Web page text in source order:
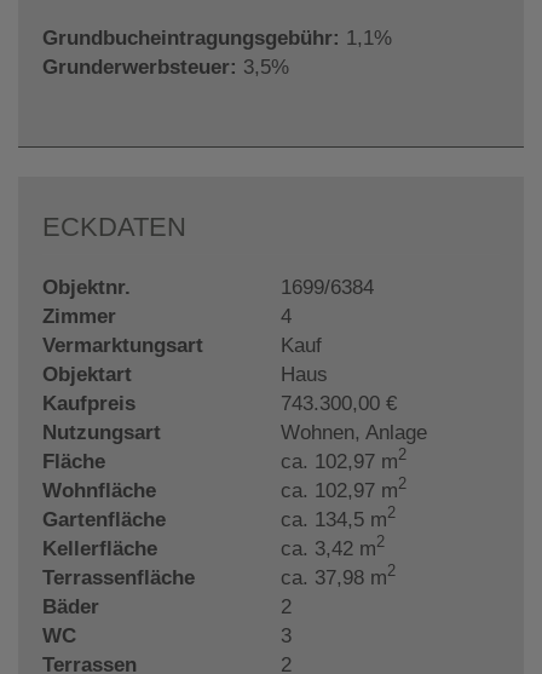
Grundbucheintragungsgebühr: 1,1%
Grunderwerbsteuer: 3,5%
ECKDATEN
Objektnr.
1699/6384
Zimmer
4
Vermarktungsart
Kauf
Objektart
Haus
Kaufpreis
743.300,00 €
Nutzungsart
Wohnen Anlage
Fläche
ca. 102,97 m2
Wohnfläche ca. 102,97 m2
Gartenfläche ca. 134,5 m2
Kellerfläche ca. 3,42 m2
Terrassenfläche ca. 37,98 m2
Bäder
2
WC
3
Terrassen
2